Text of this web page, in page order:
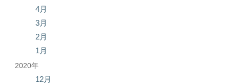
4月
3月
2月
1月
2020年
12月